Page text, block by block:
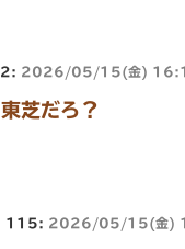
2: 2026/05/15(金)
東芝だろ？
115: 2026/05/15(金)